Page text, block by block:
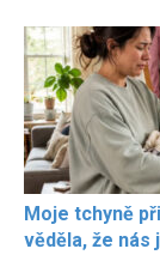
Moje tchyně
věděla, že